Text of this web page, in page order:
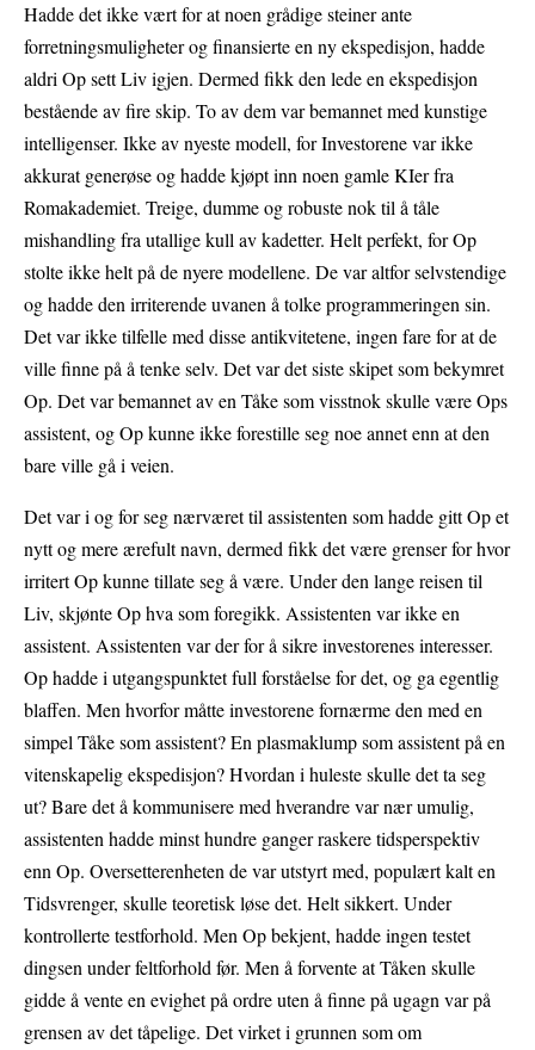
Hadde det ikke vært for at noen grådige steiner ante
forretningsmuligheter og finansierte en ny ekspedisjon, hadde
aldri Op sett Liv igjen. Dermed fikk den lede en ekspedisjon
bestående av fire skip. To av dem var bemannet med kunstige
intelligenser. Ikke av nyeste modell, for Investorene var ikke
akkurat generøse og hadde kjøpt inn noen gamle KIer fra
Romakademiet. Treige, dumme og robuste nok til å tåle
mishandling fra utallige kull av kadetter. Helt perfekt, for Op
stolte ikke helt på de nyere modellene. De var altfor selvstendige
og hadde den irriterende uvanen å tolke programmeringen sin.
Det var ikke tilfelle med disse antikvitetene, ingen fare for at de
ville finne på å tenke selv. Det var det siste skipet som bekymret
Op. Det var bemannet av en Tåke som visstnok skulle være Ops
assistent, og Op kunne ikke forestille seg noe annet enn at den
bare ville gå i veien.
Det var i og for seg nærværet til assistenten som hadde gitt Op et
nytt og mere ærefult navn, dermed fikk det være grenser for hvor
irritert Op kunne tillate seg å være. Under den lange reisen til
Liv, skjønte Op hva som foregikk. Assistenten var ikke en
assistent. Assistenten var der for å sikre investorenes interesser.
Op hadde i utgangspunktet full forståelse for det, og ga egentlig
blaffen. Men hvorfor måtte investorene fornærme den med en
simpel Tåke som assistent? En plasmaklump som assistent på en
vitenskapelig ekspedisjon? Hvordan i huleste skulle det ta seg
ut? Bare det å kommunisere med hverandre var nær umulig,
assistenten hadde minst hundre ganger raskere tidsperspektiv
enn Op. Oversetterenheten de var utstyrt med, populært kalt en
Tidsvrenger, skulle teoretisk løse det. Helt sikkert. Under
kontrollerte testforhold. Men Op bekjent, hadde ingen testet
dingsen under feltforhold før. Men å forvente at Tåken skulle
gidde å vente en evighet på ordre uten å finne på ugagn var på
grensen av det tåpelige. Det virket i grunnen som om